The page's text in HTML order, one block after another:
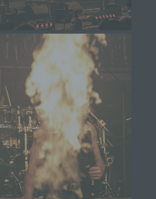
von welcher ein
Internetseite gelangt
Unterwebseiten, welche
auf unserer Internetseite
und die Uhrzeit
(6) eine Internet-
(7) der Internet-
Systems und (8)
Informationen, die der
Angriffen auf unsere
Systeme dienen.
Daten und
Rückschlüsse auf
Informationen werden
Inhalte unserer